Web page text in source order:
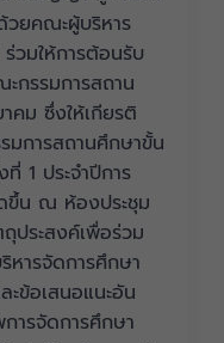
วยคณะผู้บริหาร
วมให้การต้อนรับ
กรรมการสถาน
คม ซึ่งให้เกียรติ
มการสถานศึกษาขั้น
1 ประจำปีการ
ขึ้น ณ ห้องประชุม
ประสงค์เพื่อร่วม
หารจัดการศึกษา
ข้อเสนอแนะอัน
ารจัดการศึกษา